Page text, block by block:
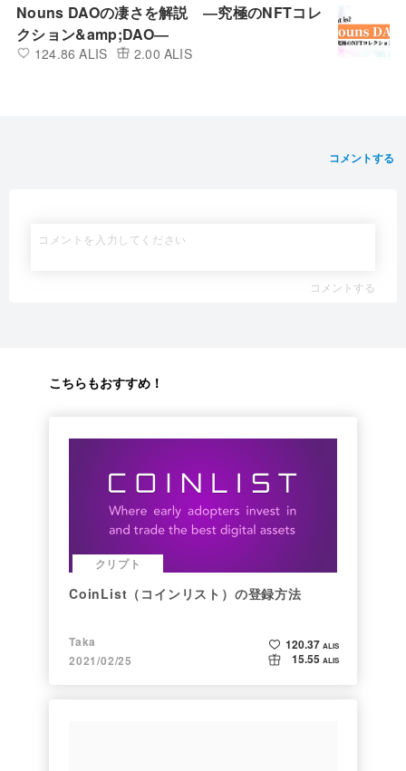
Nouns DAOの凄さを解説 ―究極のNFTコレ
クション&amp;DAO―
124.86 ALIS 2.00 ALIS
コメントする
コメントする
こちらもおすすめ！
クリプト
CoinList（コインリスト）の登録方法
Taka
2021/02/25
120.37 ALIS
15.55 ALIS